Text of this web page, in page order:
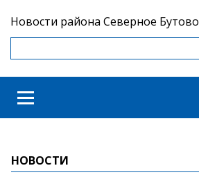
Новости района Северное Бутово
НОВОСТИ